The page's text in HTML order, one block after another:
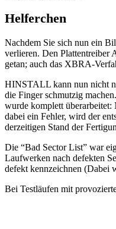
Helferchen
Nachdem Sie sich nun ein
verlieren. Den Plattentreiber
getan; auch das XBRA-
HINSTALL kann nun nicht
die Finger schmutzig
wurde komplett
dabei ein Fehler, wird der
derzeitigen Stand der
Die “Bad Sector List” war
Laufwerken nach defekten
defekt kennzeichnen (Dabei
Bei Testläufen mit